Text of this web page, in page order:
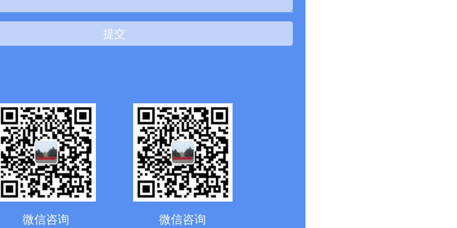
提交
微信咨询 微信咨询